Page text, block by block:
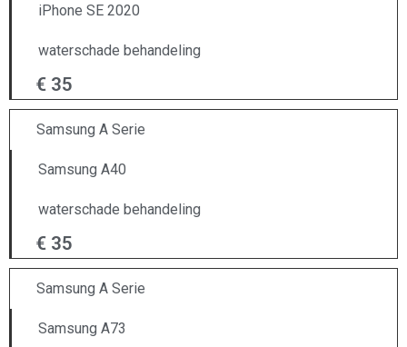
iPhone SE 2020
waterschade behandeling
€ 35
Samsung A Serie
Samsung A40
waterschade behandeling
€ 35
Samsung A Serie
Samsung A73